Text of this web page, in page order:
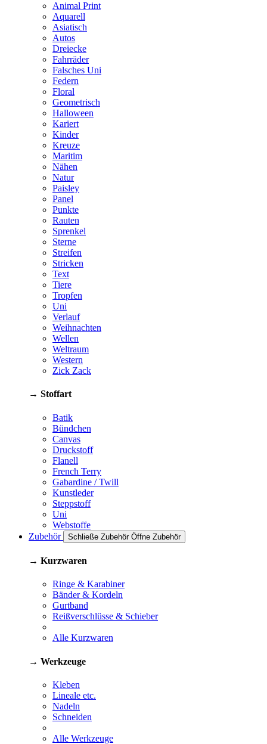
Animal Print
Aquarell
Asiatisch
Autos
Dreiecke
Fahrräder
Falsches Uni
Federn
Floral
Geometrisch
Halloween
Kariert
Kinder
Kreuze
Maritim
Nähen
Natur
Paisley
Panel
Punkte
Rauten
Sprenkel
Sterne
Streifen
Stricken
Text
Tiere
Tropfen
Uni
Verlauf
Weihnachten
Wellen
Weltraum
Western
Zick Zack
→ Stoffart
Batik
Bündchen
Canvas
Druckstoff
Flanell
French Terry
Gabardine / Twill
Kunstleder
Steppstoff
Uni
Webstoffe
Zubehör
Schließe Zubehör Öffne Zubehör
→ Kurzwaren
Ringe & Karabiner
Bänder & Kordeln
Gurtband
Reißverschlüsse & Schieber
Alle Kurzwaren
→ Werkzeuge
Kleben
Lineale etc.
Nadeln
Schneiden
Alle Werkzeuge